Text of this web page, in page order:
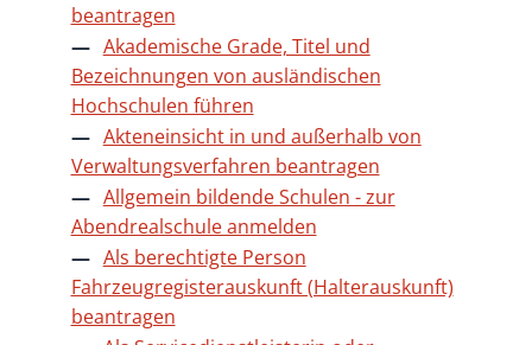
beantragen
Akademische Grade, Titel und
Bezeichnungen von ausländischen
Hochschulen führen
Akteneinsicht in und außerhalb von
Verwaltungsverfahren beantragen
Allgemein bildende Schulen - zur
Abendrealschule anmelden
Als berechtigte Person
Fahrzeugregisterauskunft (Halterauskunft)
beantragen